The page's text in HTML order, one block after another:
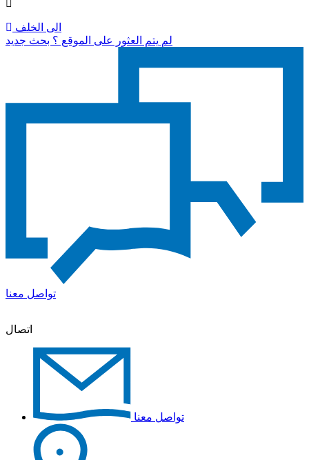
الى الخلف
لم يتم العثور على الموقع ؟ بحث جديد
تواصل معنا
اتصال
تواصل معنا